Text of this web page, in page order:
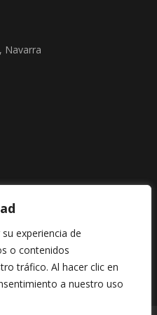
experiencia de
o contenidos
tráfico. Al hacer clic en
a nuestro uso
Navarra